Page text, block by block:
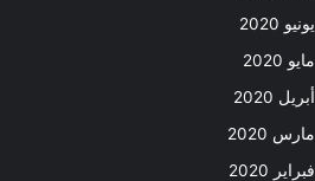
يونيو 2020
مايو 2020
أبريل 2020
مارس 2020
فبراير 2020